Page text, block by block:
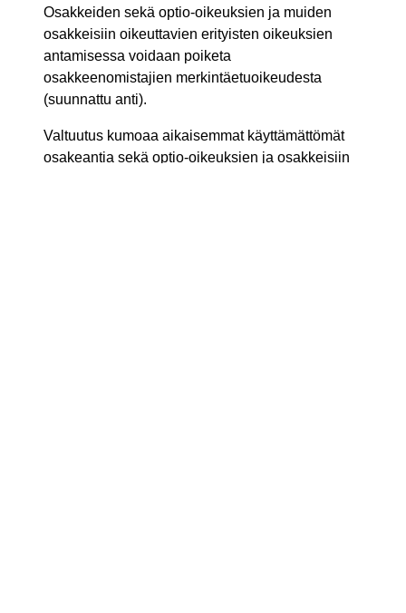
Osakkeiden sekä optio-oikeuksien ja muiden
osakkeisiin oikeuttavien erityisten oikeuksien
antamisessa voidaan poiketa
osakkeenomistajien merkintäetuoikeudesta
(suunnattu anti).
Valtuutus kumoaa aikaisemmat käyttämättömät
osakeantia sekä optio-oikeuksien ja osakkeisiin